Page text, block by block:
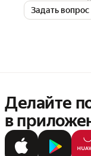
Задать вопрос
Делайте
в